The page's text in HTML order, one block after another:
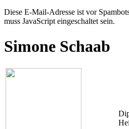
Diese E-Mail-Adresse ist vor
muss JavaScript eingeschaltet sein.
Simone Schaab